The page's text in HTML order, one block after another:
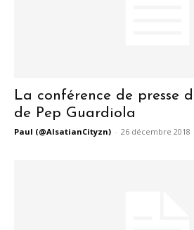
La conférence de presse
de Pep Guardiola
Paul (@AlsatianCityzn) - 26 décembre 2018